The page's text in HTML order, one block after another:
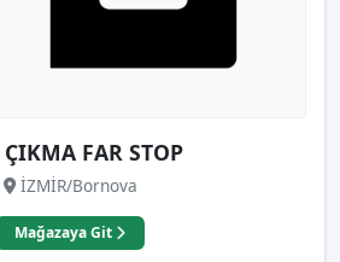
FAR STOP
İZMİR/Bornova
Mağazaya Git